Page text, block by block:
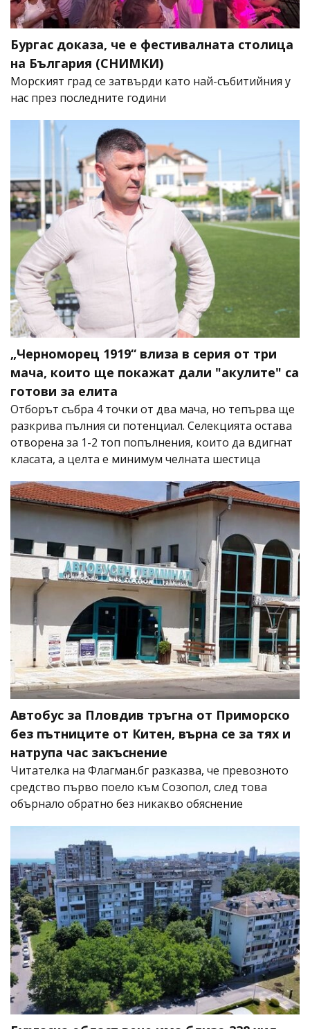
Бургас доказа, че е фестивалната столица
на България (СНИМКИ)
Морският град се затвърди като най-събитийния у
нас през последните години
„Черноморец 1919“ влиза в серия от три
мача, които ще покажат дали "акулите" са
готови за елита
Отборът събра 4 точки от два мача, но тепърва ще
разкрива пълния си потенциал. Селекцията остава
отворена за 1-2 топ попълнения, които да вдигнат
класата, а целта е минимум челната шестица
Автобус за Пловдив тръгна от Приморско
без пътниците от Китен, върна се за тях и
натрупа час закъснение
Читателка на Флагман.бг разказва, че превозното
средство първо поело към Созопол, след това
обърнало обратно без никакво обяснение